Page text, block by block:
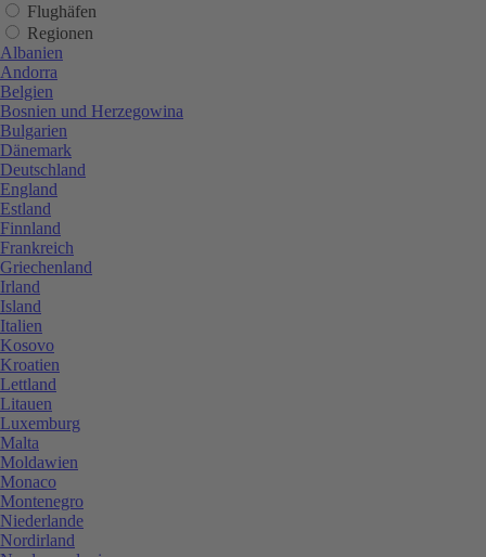
Flughäfen
Regionen
Albanien
Andorra
Belgien
Bosnien und Herzegowina
Bulgarien
Dänemark
Deutschland
England
Estland
Finnland
Frankreich
Griechenland
Irland
Island
Italien
Kosovo
Kroatien
Lettland
Litauen
Luxemburg
Malta
Moldawien
Monaco
Montenegro
Niederlande
Nordirland